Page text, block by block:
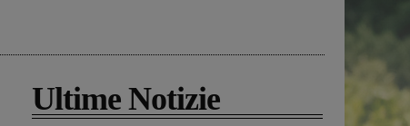
Ultime Notizie